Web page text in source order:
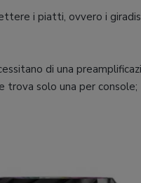
i piatti, ovvero i
di una
trova solo una per console;